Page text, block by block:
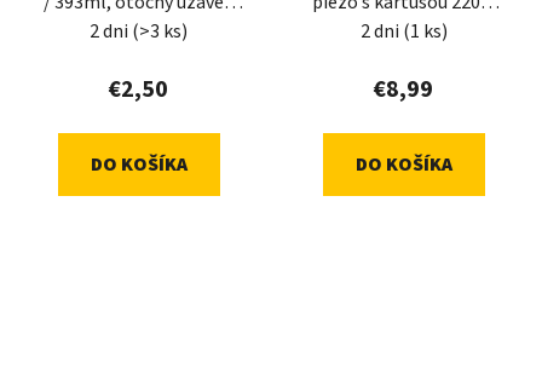
ELICO
2 dni (>3 ks)
€2,50
DO KOŠÍKA
N310302
2 dni (1 ks)
€8,99
DO KOŠÍKA